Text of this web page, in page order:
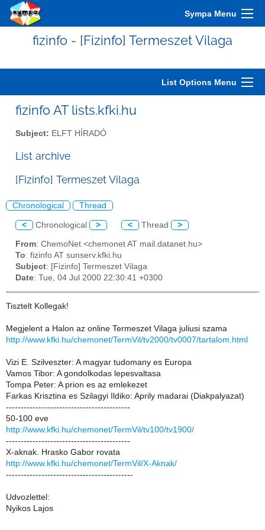
Sympa Menu
fizinfo - [Fizinfo] Termeszet Vilaga
List Options Menu
fizinfo AT lists.kfki.hu
Subject: ELFT HÍRADÓ
List archive
[Fizinfo] Termeszet Vilaga
Chronological Thread
< Chronological > < Thread >
From: ChemoNet <chemonet AT mail.datanet.hu>
To: fizinfo AT sunserv.kfki.hu
Subject: [Fizinfo] Termeszet Vilaga
Date: Tue, 04 Jul 2000 22:30:41 +0300
Tisztelt Kollegak!
Megjelent a Halon az online Termeszet Vilaga juliusi szama
http://www.kfki.hu/chemonet/TermVil/tv2000/tv0007/tartalom.html
Vizi E. Szilveszter: A magyar tudomany es Europa
Vamos Tibor: A gondolkodas lepesvaltasa
Tompa Peter: A prion es az emlekezet
Farkas Krisztina es Szilagyi Ildiko: Aprily madarai (Diakpalyazat)
------------------------------------------
50-100 eve
http://www.kfki.hu/chemonet/TermVil/tv100/tv1900/
------------------------------------------
X-aknak. Hrasko Gabor rovata
http://www.kfki.hu/chemonet/TermVil/X-Aknak/
-------------------------------------------
Udvozlettel:
Nyikos Lajos